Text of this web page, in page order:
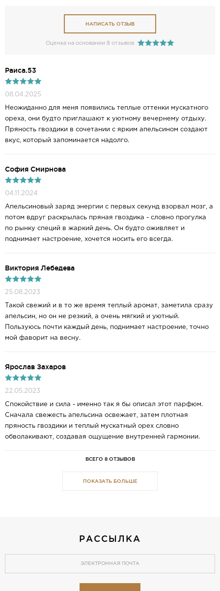
НАПИСАТЬ ОТЗЫВ
Оценка на основании 8 отзывов
Раиса.53
08.04.2025
Неожиданно для меня появились теплые оттенки мускатного
ореха, они будто приглашают к уютному вечернему отдыху.
Пряность гвоздики в сочетании с ярким апельсином создают
вкус, который запоминается надолго.
София Смирнова
04.11.2024
Апельсиновый заряд энергии с первых секунд взорвал мозг, а
потом вдруг раскрылась пряная гвоздика - словно прогулка
по рынку специй в жаркий день. Он будто оживляет и
поднимает настроение, хочется носить его всегда.
Виктория Лебедева
25.08.2023
Такой свежий и в то же время теплый аромат, заметила сразу
апельсин, но он не резкий, а очень мягкий и уютный.
Пользуюсь почти каждый день, поднимает настроение, точно
мой фаворит на весну.
Ярослав Захаров
22.05.2023
Спокойствие и сила - именно так я бы описал этот парфюм.
Сначала свежесть апельсина освежает, затем плотная
пряность гвоздики и теплый мускатный орех словно
обволакивают, создавая ощущение внутренней гармонии.
ВСЕГО 8 ОТЗЫВОВ
ПОКАЗАТЬ БОЛЬШЕ
РАССЫЛКА